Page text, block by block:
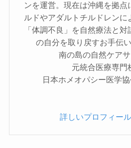
ンを運営。現在は沖縄を拠点
ルドやアダルトチルドレンに
「体調不良」を自然療法と
の自分を取り戻すお手伝
南の島の自然ケア
元統合医療専門
日本ホメオパシー医学協
詳しいプロフィー